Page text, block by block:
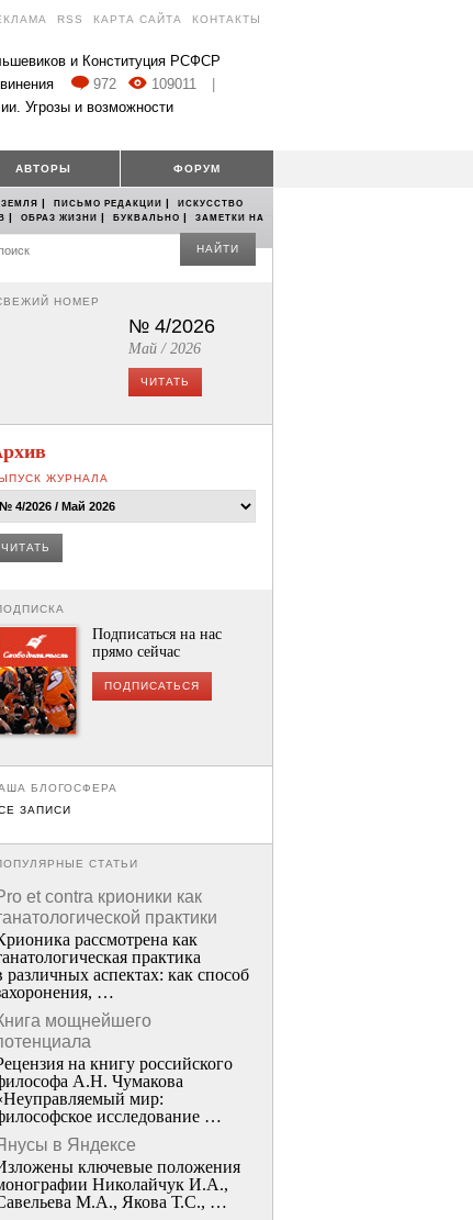
RSS КАРТА САЙТА КОНТАКТЫ
и Конституция РСФСР
972 109011
Угрозы и возможности
АВТОРЫ ФОРУМ
| ПИСЬМО РЕДАКЦИИ |
ИСКУССТВО
| ОБРАЗ ЖИЗНИ | БУКВАЛЬНО |
ЗАМЕТКИ НА
НАЙТИ
НОМЕР
№ 4/2026
Май / 2026
ЧИТАТЬ
ЖУРНАЛА
ЧИТАТЬ
Подписаться на нас
прямо сейчас
ПОДПИСАТЬСЯ
БЛОГОСФЕРА
ЗАПИСИ
СТАТЬИ
et contra крионики как
практики
рассмотрена как
практика
различных аспектах: как способ
…
мощнейшего
на книгу российского
А.Н. Чумакова
мир:
исследование …
в Яндексе
ключевые положения
Николайчук И.А.,
М.А., Якова Т.С., …